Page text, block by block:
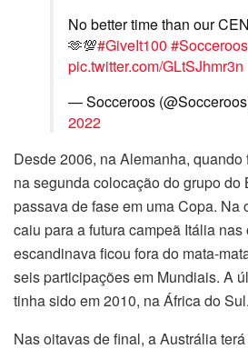
No better time than our
🫶💯#GiveIt100 #Socceroos
pic.twitter.com/GLtSJhmr3n
— Socceroos
2022
Desde 2006, na Alemanha, quando
na segunda colocação do grupo do
passava de fase em uma Copa. Na
caiu para a futura campeã Itália
escandinava ficou fora do mata-
seis participações em Mundiais. A
tinha sido em 2010, na África do Sul.
Nas oitavas de final, a Austrália